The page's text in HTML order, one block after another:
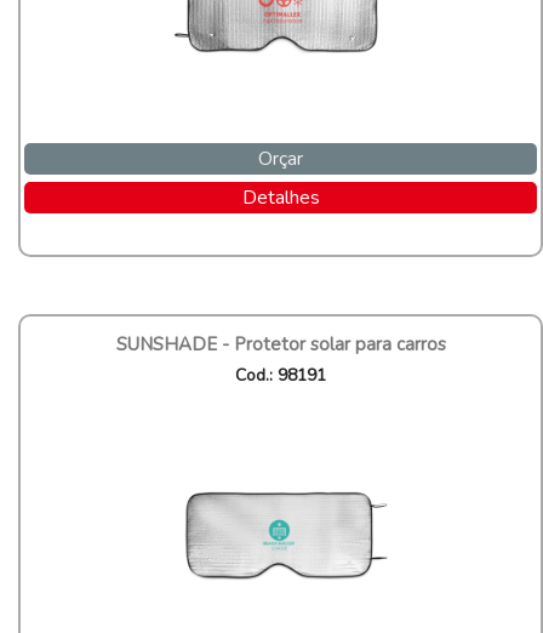
Orçar
Detalhes
SUNSHADE - Protetor solar para carros
Cod.: 98191